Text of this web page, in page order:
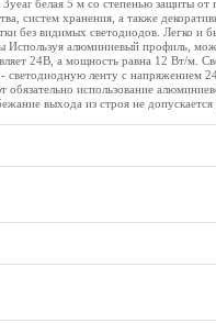
белая 5 м со степенью защиты от
систем хранения, а также
без видимых светодиодов. Легко и
алюминиевый профиль,
24В, а мощность равна 12 Вт/м.
ленту с напряжением
использование
выхода из строя не